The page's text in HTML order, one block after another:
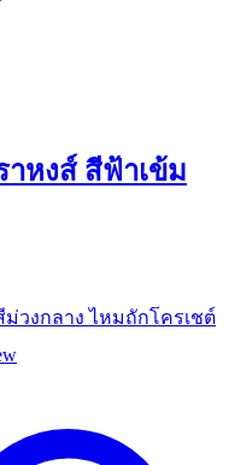
าหงส์ สีฟ้าเข้ม